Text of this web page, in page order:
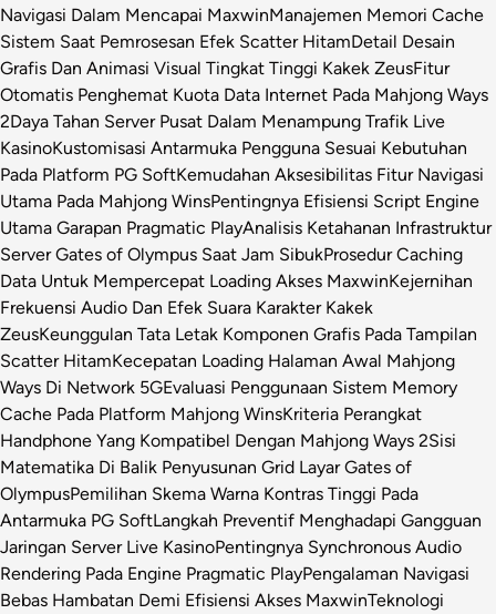
Navigasi Dalam Mencapai MaxwinManajemen Memori Cache
Sistem Saat Pemrosesan Efek Scatter HitamDetail Desain
Grafis Dan Animasi Visual Tingkat Tinggi Kakek ZeusFitur
Otomatis Penghemat Kuota Data Internet Pada Mahjong Ways
2Daya Tahan Server Pusat Dalam Menampung Trafik Live
KasinoKustomisasi Antarmuka Pengguna Sesuai Kebutuhan
Pada Platform PG SoftKemudahan Aksesibilitas Fitur Navigasi
Utama Pada Mahjong WinsPentingnya Efisiensi Script Engine
Utama Garapan Pragmatic PlayAnalisis Ketahanan Infrastruktur
Server Gates of Olympus Saat Jam SibukProsedur Caching
Data Untuk Mempercepat Loading Akses MaxwinKejernihan
Frekuensi Audio Dan Efek Suara Karakter Kakek
ZeusKeunggulan Tata Letak Komponen Grafis Pada Tampilan
Scatter HitamKecepatan Loading Halaman Awal Mahjong
Ways Di Network 5GEvaluasi Penggunaan Sistem Memory
Cache Pada Platform Mahjong WinsKriteria Perangkat
Handphone Yang Kompatibel Dengan Mahjong Ways 2Sisi
Matematika Di Balik Penyusunan Grid Layar Gates of
OlympusPemilihan Skema Warna Kontras Tinggi Pada
Antarmuka PG SoftLangkah Preventif Menghadapi Gangguan
Jaringan Server Live KasinoPentingnya Synchronous Audio
Rendering Pada Engine Pragmatic PlayPengalaman Navigasi
Bebas Hambatan Demi Efisiensi Akses MaxwinTeknologi